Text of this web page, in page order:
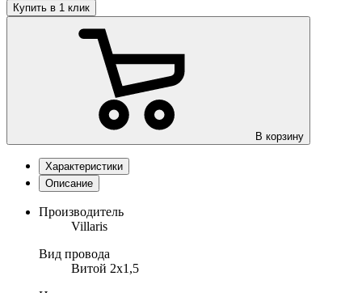
Купить в 1 клик
В корзину
Характеристики
Описание
Производитель
Villaris
Вид провода
Витой 2х1,5